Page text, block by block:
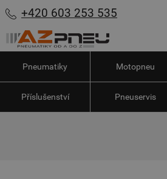
+420 603 253 535
Pneumatiky Motopneu
Příslušenství Pneuservis